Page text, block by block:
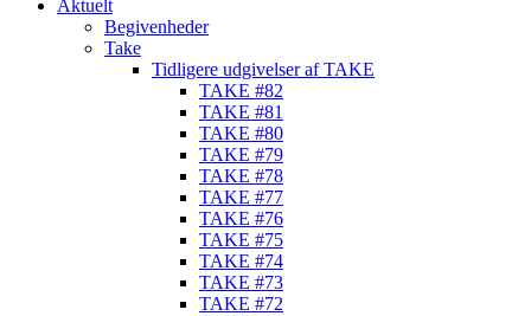
Aktuelt
Begivenheder
Take
Tidligere udgivelser af TAKE
TAKE #82
TAKE #81
TAKE #80
TAKE #79
TAKE #78
TAKE #77
TAKE #76
TAKE #75
TAKE #74
TAKE #73
TAKE #72